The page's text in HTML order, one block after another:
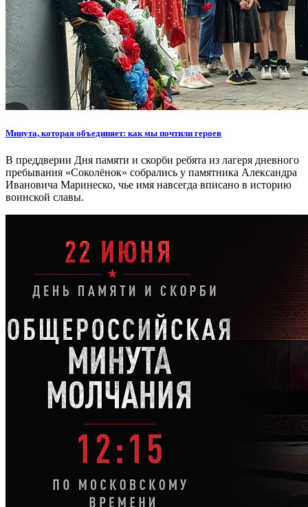
Минута, которая объединяет: как мы почтили героев
В преддверии Дня памяти и скорби ребята из лагеря дневного
пребывания «Соколёнок» собрались у памятника Александра
Ивановича Маринеско, чье имя навсегда вписано в историю
воинской славы.